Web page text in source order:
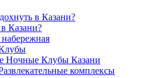
в Казани?
в Казани?
Ночные Клубы Казани
комплексы